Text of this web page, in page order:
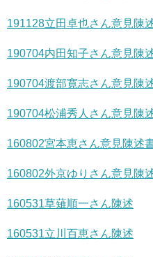
191128立田卓也さん意見陳
190704内田知子さん意見陳
190704渡部寛志さん意見陳
190704松浦秀人さん意見陳
160802宮本恵さん意見陳述
160802外京ゆりさん意見陳
160531草薙順一さん陳述
160531立川百恵さん陳述